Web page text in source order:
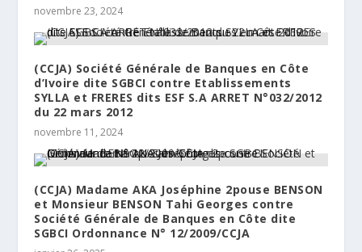
novembre 23, 2024
(CCJA) Société Générale de Banques en Côte
d’Ivoire dite SGBCI contre Etablissements
SYLLA et FRERES dits ESF S.A ARRET N°032/2012
du 22 mars 2012
novembre 11, 2024
(CCJA) Madame AKA Joséphine 2pouse BENSON
et Monsieur BENSON Tahi Georges contre
Société Générale de Banques en Côte dite
SGBCI Ordonnance N° 12/2009/CCJA